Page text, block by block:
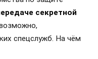
секретной
спецслужб. На чём